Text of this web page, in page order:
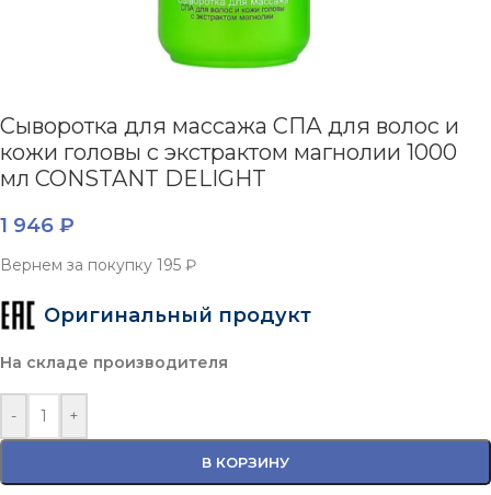
Сыворотка для массажа СПА для волос и
кожи головы с экстрактом магнолии 1000
мл CONSTANT DELIGHT
1 946 ₽
Вернем за покупку 195 ₽
Оригинальный продукт
На складе производителя
- +
В КОРЗИНУ